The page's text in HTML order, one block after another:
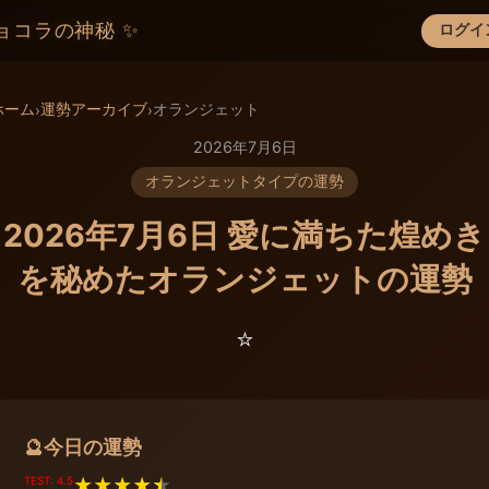
コラの神秘 ✨ ログイ
×
ーム›運勢アーカイブ›オランジェット
2026年7月6日
オランジェットタイプの運勢
2026年7月6日 愛に満ちた煌めき
を秘めたオランジェットの運勢
⭐️
🔮今日の運勢
TEST: 4.5